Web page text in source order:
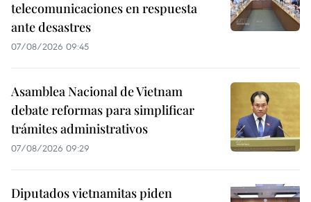
telecomunicaciones en respuesta
ante desastres
07/08/2026 09:45
Asamblea Nacional de Vietnam
debate reformas para simplificar
trámites administrativos
07/08/2026 09:29
Diputados vietnamitas piden